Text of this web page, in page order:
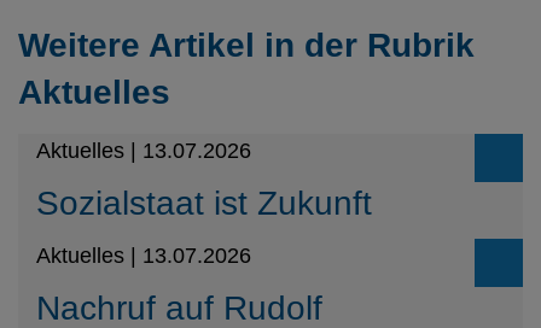
Weitere Artikel in der Rubrik
Aktuelles
Sozialstaat ist Zukunft
Aktuelles | 13.07.2026
Nachruf auf Rudolf
Aktuelles | 13.07.2026